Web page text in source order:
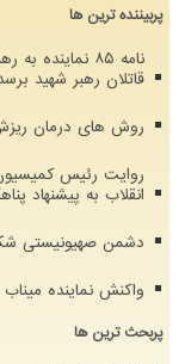
پربیننده ترین ها
نامه ۸۵
قاتلان رهبر شهید
روش های درمان
روایت رئیس
انقلاب به پیشنهاد
دشمن صهیونیستی
واکنش نماینده میناب
پربحث ترین ها